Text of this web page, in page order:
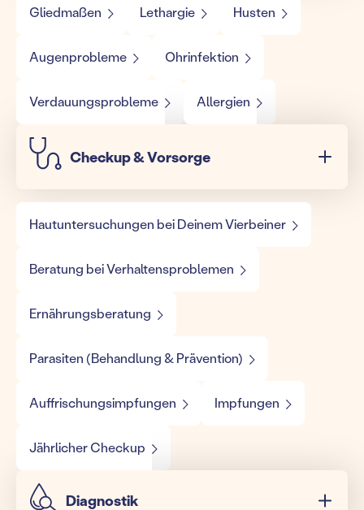
Gliedmaßen Lethargie Husten
Augenprobleme Ohrinfektion
Verdauungsprobleme Allergien
Checkup & Vorsorge
Hautuntersuchungen bei Deinem Vierbeiner
Beratung bei Verhaltensproblemen
Ernährungsberatung
Parasiten (Behandlung & Prävention)
Auffrischungsimpfungen Impfungen
Jährlicher Checkup
Diagnostik